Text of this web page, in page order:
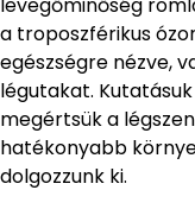
levegőminőség
a troposzférikus
egészségre nézve,
légutakat.
megértsük a
hatékonyabb
dolgozzunk ki.